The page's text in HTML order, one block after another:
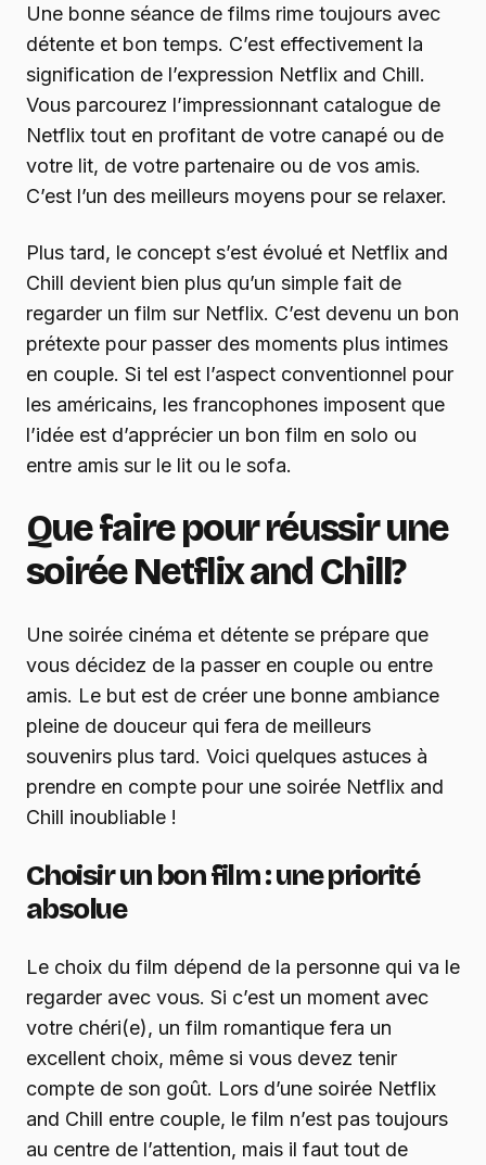
Une bonne séance de films rime toujours avec
détente et bon temps. C’est effectivement la
signification de l’expression Netflix and Chill.
Vous parcourez l’impressionnant catalogue de
Netflix tout en profitant de votre canapé ou de
votre lit, de votre partenaire ou de vos amis.
C’est l’un des meilleurs moyens pour se relaxer.
Plus tard, le concept s’est évolué et Netflix and
Chill devient bien plus qu’un simple fait de
regarder un film sur Netflix. C’est devenu un bon
prétexte pour passer des moments plus intimes
en couple. Si tel est l’aspect conventionnel pour
les américains, les francophones imposent que
l’idée est d’apprécier un bon film en solo ou
entre amis sur le lit ou le sofa.
Que faire pour réussir une
soirée Netflix and Chill?
Une soirée cinéma et détente se prépare que
vous décidez de la passer en couple ou entre
amis. Le but est de créer une bonne ambiance
pleine de douceur qui fera de meilleurs
souvenirs plus tard. Voici quelques astuces à
prendre en compte pour une soirée Netflix and
Chill inoubliable !
Choisir un bon film : une priorité
absolue
Le choix du film dépend de la personne qui va le
regarder avec vous. Si c’est un moment avec
votre chéri(e), un film romantique fera un
excellent choix, même si vous devez tenir
compte de son goût. Lors d’une soirée Netflix
and Chill entre couple, le film n’est pas toujours
au centre de l’attention, mais il faut tout de